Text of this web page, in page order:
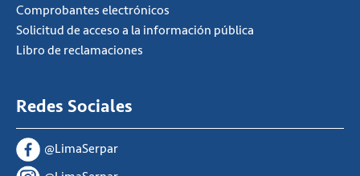
Comprobantes electrónicos
Solicitud de acceso a la información pública
Libro de reclamaciones
Redes Sociales
@LimaSerpar